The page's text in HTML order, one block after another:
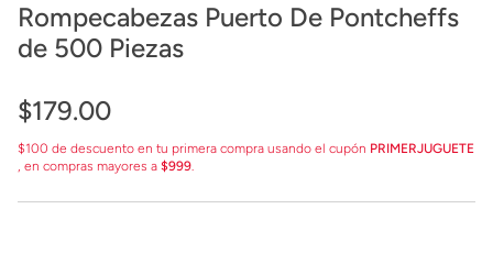
Rompecabezas Puerto De Pontcheffs
de 500 Piezas
$179.00
$100 de descuento en tu primera compra usando el cupón PRIMERJUGUETE
, en compras mayores a $999.